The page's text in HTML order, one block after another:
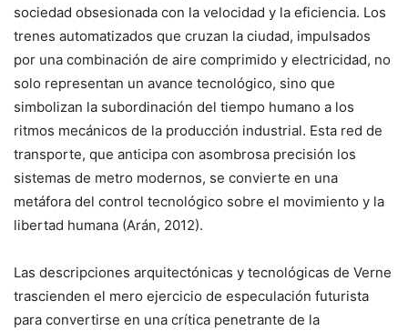
sociedad obsesionada con la velocidad y la eficiencia. Los
trenes automatizados que cruzan la ciudad, impulsados
por una combinación de aire comprimido y electricidad, no
solo representan un avance tecnológico, sino que
simbolizan la subordinación del tiempo humano a los
ritmos mecánicos de la producción industrial. Esta red de
transporte, que anticipa con asombrosa precisión los
sistemas de metro modernos, se convierte en una
metáfora del control tecnológico sobre el movimiento y la
libertad humana (Arán, 2012).
Las descripciones arquitectónicas y tecnológicas de Verne
trascienden el mero ejercicio de especulación futurista
para convertirse en una crítica penetrante de la